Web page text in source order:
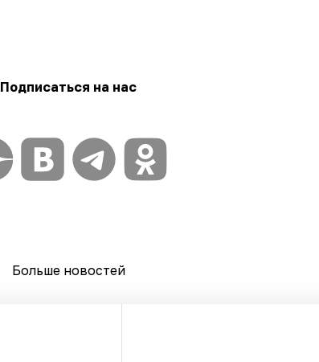
Подписаться на нас
Больше новостей